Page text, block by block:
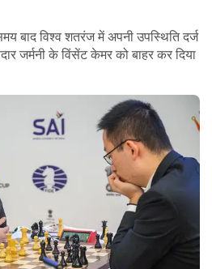
विश्व शतरंज में अपनी उपस्थिति दर्ज
जर्मनी के विंसेंट केमर को बाहर कर दिया